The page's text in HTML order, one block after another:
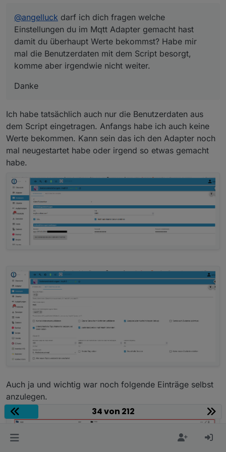
@angelluck darf ich dich fragen welche
Einstellungen du im Mqtt Adapter gemacht hast
damit du überhaupt Werte bekommst? Habe mir
mal die Benutzerdaten mit dem Script besorgt,
komme aber irgendwie nicht weiter.
Danke
Ich habe tatsächlich auch nur die Benutzerdaten aus
dem Script eingetragen. Anfangs habe ich auch keine
Werte bekommen. Kann sein das ich den Adapter noch
mal neugestartet habe oder irgend so etwas gemacht
habe.
Auch ja und wichtig war noch folgende Einträge selbst
anzulegen.
34 von 212